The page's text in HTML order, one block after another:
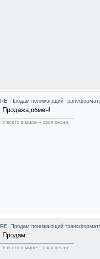
RE: Продам понижающий
Продажа,обмен!
У всего в мире – своя песня
RE: Продам понижающий
Продам
У всего в мире – своя песня